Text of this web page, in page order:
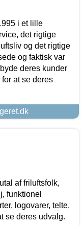
i et lille
det rigtige
og det rigtige
og faktisk var
deres kunder
at se deres
af friluftsfolk,
funktionel
logovarer, telte,
se deres udvalg.